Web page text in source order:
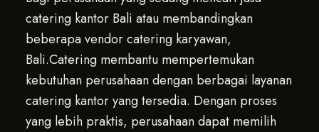
catering kantor Bali atau membandingkan
beberapa vendor catering karyawan,
Bali.Catering membantu mempertemukan
kebutuhan perusahaan dengan berbagai layanan
catering kantor yang tersedia. Dengan proses
yang lebih praktis, perusahaan dapat memilih